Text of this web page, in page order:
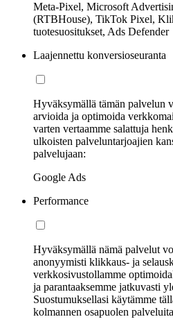
Meta-Pixel, Microsoft
(RTBHouse), TikTok Pixel,
tuotesuositukset, Ads Defender
Laajennettu konversioseuranta
Hyväksymällä tämän palvelun
arvioida ja optimoida
varten vertaamme salattuja
ulkoisten palveluntarjoajien
palvelujaan:
Google Ads
Performance
Hyväksymällä nämä palvelut
anonyymisti klikkaus- ja
verkkosivustollamme
ja parantaaksemme jatkuvasti
Suostumuksellasi käytämme
kolmannen osapuolen